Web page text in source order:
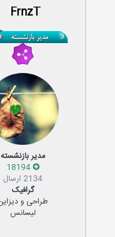
FrnzT
مدیر بازنشسته
18194
2134 ارسال
گرافیک
طراحی و
لیسانس